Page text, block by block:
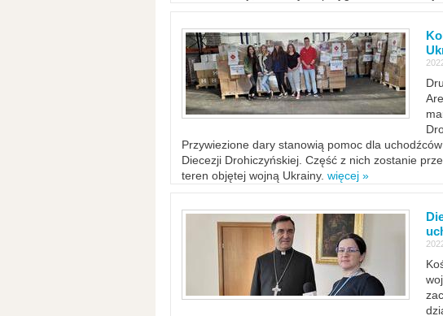
Przywiezione dary stanowią pomoc dla
Diecezji Drohiczyńskiej. Część z nich zostanie
teren objętej wojną Ukrainy. więcej »